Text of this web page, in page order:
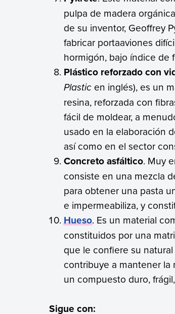
pulpa de madera
de su inventor, Geoffrey
fabricar portaaviones
hormigón, bajo índice de
Plástico reforzado con
Plastic en inglés), es un
resina, reforzada con
fácil de moldear, a
usado en la elaboración
así como en el sector
Concreto asfáltico. Muy
consiste en una mezcla
para obtener una pasta
e impermeabiliza, y
Hueso. Es un material
constituidos por una
que le confiere su
contribuye a mantener la
un compuesto duro,
Sigue con: